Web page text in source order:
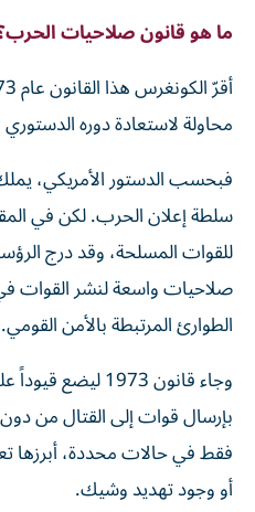
ما هو قانون صلاحيات
محاولة لاستعادة دوره
فبحسب الدستور الأمريكي،
سلطة إعلان الحرب. لكن في
للقوات المسلحة، وقد درج
صلاحيات واسعة لنشر القوات
الطوارئ المرتبطة بالأمن القومي.
وجاء قانون 1973
بإرسال قوات إلى القتال من
فقط في حالات محددة، أبرزها
أو وجود تهديد وشيك.